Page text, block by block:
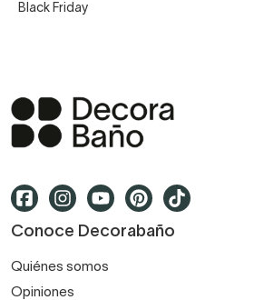
Black Friday
Conoce Decorabaño
Quiénes somos
Opiniones